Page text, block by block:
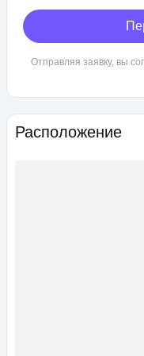
Расположение
Отправляя заявку, вы